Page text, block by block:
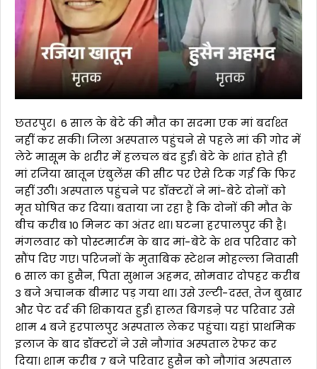
छतरपुर। 6 साल के बेटे की मौत का सदमा एक मां बर्दाश्त
नहीं कर सकी। जिला अस्पताल पहुंचने से पहले मां की गोद में
लेटे मासूम के शरीर में हलचल बंद हुई। बेटे के शांत होते ही
मां रजिया खातून एंबुलेंस की सीट पर ऐसे टिक गई कि फिर
नहीं उठी। अस्पताल पहुंचने पर डॉक्टरों ने मां-बेटे दोनों को
मृत घोषित कर दिया। बताया जा रहा है कि दोनों की मौत के
बीच करीब 10 मिनट का अंतर था। घटना हरपालपुर की है।
मंगलवार को पोस्टमार्टम के बाद मां-बेटे के शव परिवार को
सौंप दिए गए। परिजनों के मुताबिक स्टेशन मोहल्ला निवासी
6 साल का हुसैन, पिता सुभान अहमद, सोमवार दोपहर करीब
3 बजे अचानक बीमार पड़ गया था। उसे उल्टी-दस्त, तेज बुखार
और पेट दर्द की शिकायत हुई। हालत बिगडऩे पर परिवार उसे
शाम 4 बजे हरपालपुर अस्पताल लेकर पहुंचा। यहां प्राथमिक
इलाज के बाद डॉक्टरों ने उसे नौगांव अस्पताल रेफर कर
दिया। शाम करीब 7 बजे परिवार हुसैन को नौगांव अस्पताल